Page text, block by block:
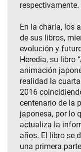
En la charla, los
de sus libros,
evolución y
Heredia, su libro
animación
realidad la
2016
centenario de la
japonesa, por lo
actualiza la
años. El libro se
una primera